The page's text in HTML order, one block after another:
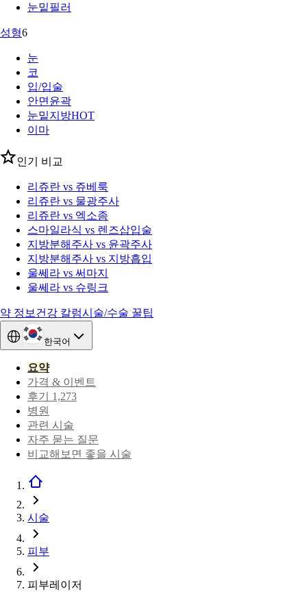
눈밑필러
성형6
눈
코
입/입술
안면윤곽
눈밑지방HOT
이마
인기 비교
리쥬란 vs 쥬베룩
리쥬란 vs 물광주사
리쥬란 vs 엑소좀
스마일라식 vs 렌즈삽입술
지방분해주사 vs 윤곽주사
지방분해주사 vs 지방흡입
울쎄라 vs 써마지
울쎄라 vs 슈링크
약 정보 건강 칼럼시술/수술 꿀팁
한국어
요약
가격 & 이벤트
후기 1,273
병원
관련 시술
자주 묻는 질문
비교해보면 좋을 시술
시술
피부
피부레이저